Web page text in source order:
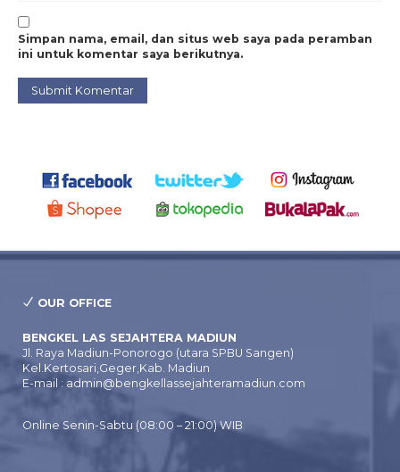
Simpan nama, email, dan situs web saya pada peramban
ini untuk komentar saya berikutnya.
OUR OFFICE
BENGKEL LAS SEJAHTERA MADIUN
Jl. Raya Madiun-Ponorogo (utara SPBU Sangen)
Kel.Kertosari,Geger,Kab. Madiun
E-mail : admin@bengkellassejahteramadiun.com
Live Chat
Online Senin-Sabtu (08:00 – 21:00) WIB